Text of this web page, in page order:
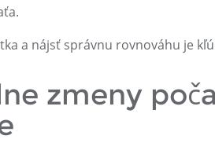
a nájsť správnu rovnováhu je
zmeny